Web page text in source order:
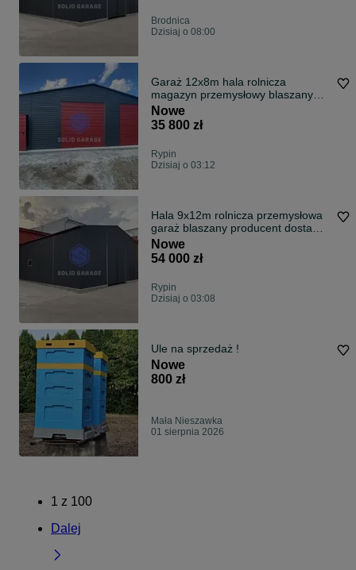
Brodnica
Dzisiaj o 08:00
Garaż 12x8m hala rolnicza
magazyn przemysłowy blaszany
garaz na wymiar schowek 14x10
15x12
Nowe
35 800 zł
Rypin
Dzisiaj o 03:12
Hala 9x12m rolnicza przemysłowa
garaż blaszany producent dostawa
11x5m 14x8m 15x10
Nowe
54 000 zł
Rypin
Dzisiaj o 03:08
Ule na sprzedaż !
Nowe
800 zł
Mała Nieszawka
01 sierpnia 2026
1 z 100
Dalej